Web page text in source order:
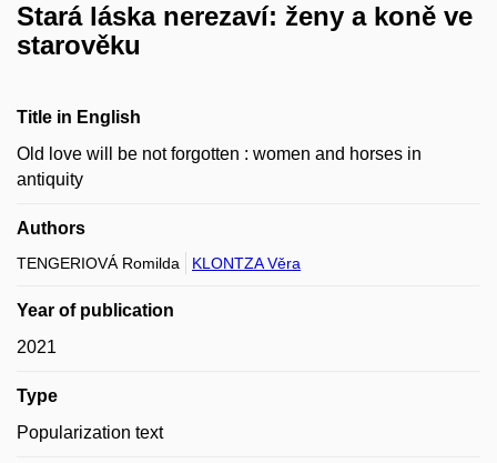
Stará láska nerezaví: ženy a koně ve
starověku
Title in English
Old love will be not forgotten : women and horses in
antiquity
Authors
TENGERIOVÁ Romilda KLONTZA Věra
Year of publication
2021
Type
Popularization text